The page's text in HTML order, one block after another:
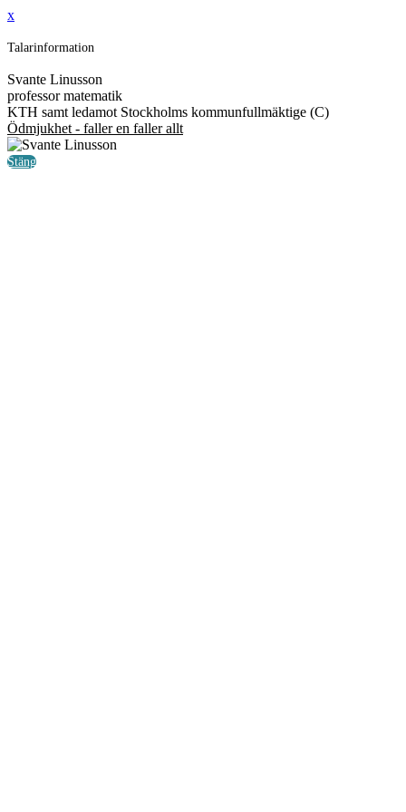
x
Talarinformation
Svante Linusson
professor matematik
KTH samt ledamot Stockholms kommunfullmäktige (C)
Ödmjukhet - faller en faller allt
Stäng